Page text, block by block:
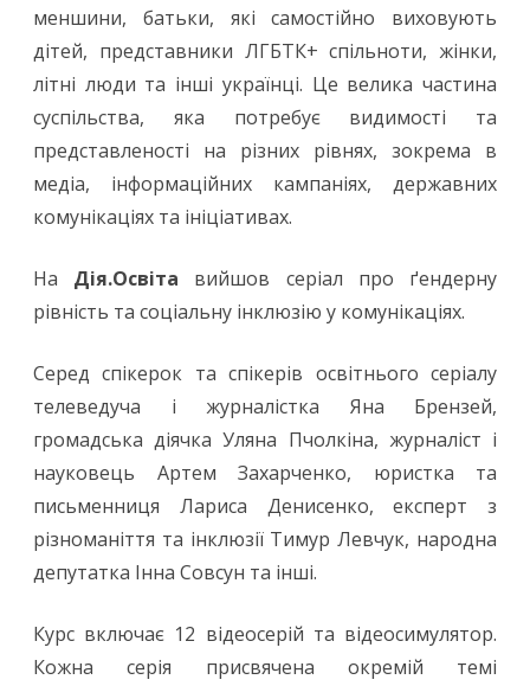
меншини, батьки, які самостійно виховують
дітей, представники ЛГБТК+ спільноти, жінки,
літні люди та інші українці. Це велика частина
суспільства, яка потребує видимості та
представленості на різних рівнях, зокрема в
медіа, інформаційних кампаніях, державних
комунікаціях та ініціативах.
На Дія.Освіта вийшов серіал про ґендерну
рівність та соціальну інклюзію у комунікаціях.
Серед спікерок та спікерів освітнього серіалу
телеведуча і журналістка Яна Брензей,
громадська діячка Уляна Пчолкіна, журналіст і
науковець Артем Захарченко, юристка та
письменниця Лариса Денисенко, експерт з
різноманіття та інклюзії Тимур Левчук, народна
депутатка Інна Совсун та інші.
Курс включає 12 відеосерій та відеосимулятор.
Кожна серія присвячена окремій темі